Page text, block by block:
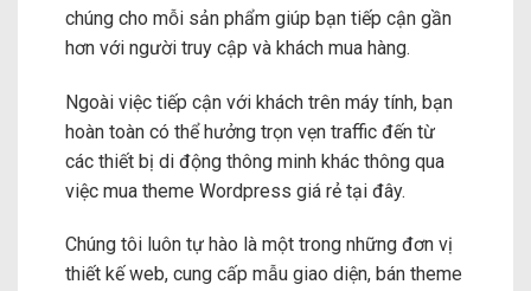
chúng cho mỗi sản phẩm giúp bạn tiếp cận gần
hơn với người truy cập và khách mua hàng.
Ngoài việc tiếp cận với khách trên máy tính, bạn
hoàn toàn có thể hưởng trọn vẹn traffic đến từ
các thiết bị di động thông minh khác thông qua
việc mua theme Wordpress giá rẻ tại đây.
Chúng tôi luôn tự hào là một trong những đơn vị
thiết kế web, cung cấp mẫu giao diện, bán theme